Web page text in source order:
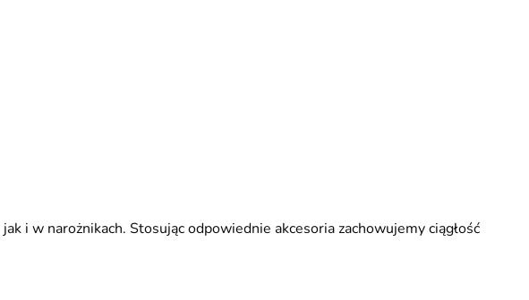
i w narożnikach. Stosując odpowiednie akcesoria zachowujemy ciągłość